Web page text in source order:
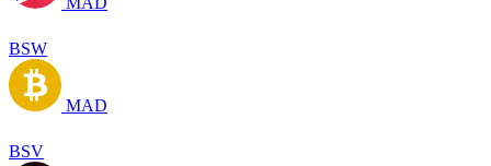
BSW
MAD
BSV